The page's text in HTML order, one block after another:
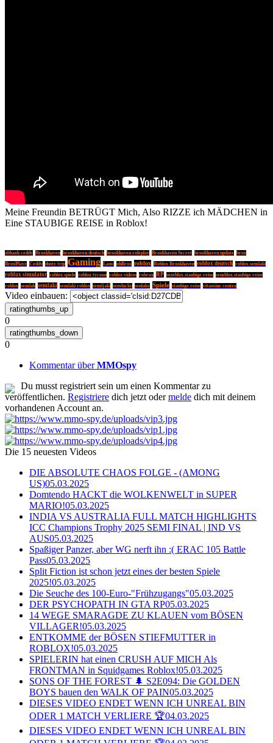
Meine Freundin BETRÜGT Mich, Also RIZZE ich MÄDCHEN in
Eine STAUBIGE REISE in Roblox!
abbaok ceddy Brookhaven brookhaven deutsch brookhaven roleplay Brookhaven Secret brookhaven update brox
BroxPlayz Ceddy dusty trip Gaming Lami ohBrox roblox Roblox Brookhaven roblox deutsch roblox semlaki
roblox simulator roblox spiele roblox tycoon roblox videos robrox RP semblox staubige reise semblox staubige reise
roblox semlak semlaki semlaki roblox semljaki semlucky senlaky Spiele staubige reise vitamine centex
Video einbauen:
0
0
Kommentar überMMOspy
Du musst registriert sein um einen Kommentar zu
veröffentlichen. Registriere dich jetzt odermelde dich mit deinem
vorhandenen Account an.
Die 15 neuesten Videos
DIE ABSOLUTE CHAOS FOLGE - (AMONG
US)05.03.2025
Domtendo HACKT die WOLKENWELT in SUPER
MARIO!05.03.2025
INDIA VS AUSTRALIA FULL MATCH HIGHLIGHTS
ICC Champions Trophy 2025 SEMI FINAL | IND VS
AUS05.03.2025
Spaßiger Panzer, aber WG nerft ihn :( ERAC 105 Battle
Pass05.03.2025
Split Fiction ist schon jetzt eines der besten Spiele
2025!05.03.2025
Die Seuche des 100-Euro-"Frühzugangs"05.03.2025
DER PSYCHOPATH IN GTA RP05.03.2025
14 WEGE SMARAGDE ZU KLAUEN vom BÖSEN
VILLAGER!05.03.2025
ENTKOMME der BÖSEN STIEFMUTTER in
ROBLOX!05.03.2025
SPIELERIN hat einen CRUSH AUF MICH Als
FRONTMAN in Squidgames Roblox!05.03.2025
SONS OF THE FOREST 🌲 S2E094: Die GOLDEN
BOYS bauen den WALK OF PAIN05.03.2025
DIESES VIDEO ENDET WENN ICH UNREAL BIN
ODER 1 MATCH VERLIERE 🏆04.03.2025
DIESES VIDEO ENDET WENN ICH UNREAL BIN